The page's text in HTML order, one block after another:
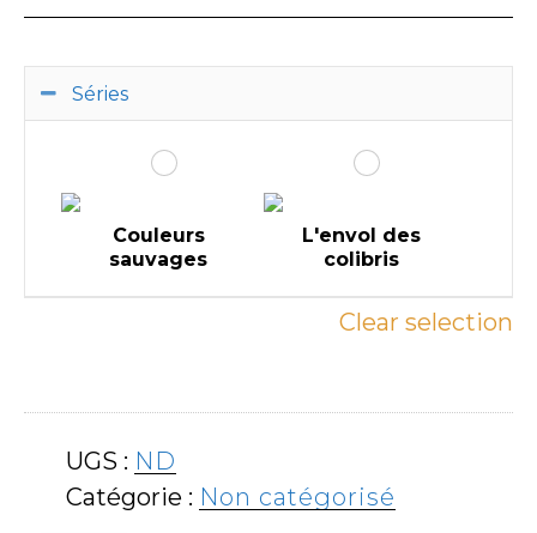
Séries
Couleurs
sauvages
L'envol des
colibris
Clear selection
UGS : ND
Catégorie : Non catégorisé